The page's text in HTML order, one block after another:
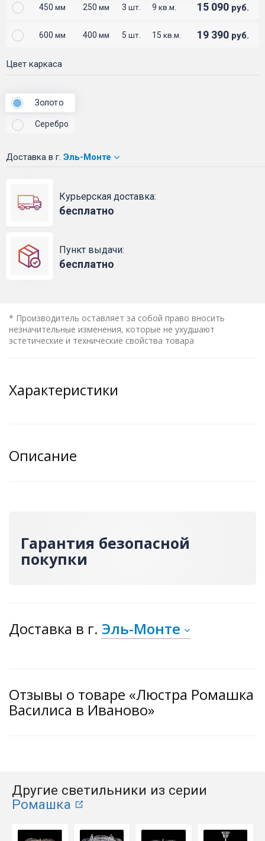
450 мм 250 мм 3 шт. 9 кв.м. 15 090 руб.
600 мм 400 мм 5 шт. 15 кв.м. 19 390 руб.
Цвет каркаса
Золото
Серебро
Доставка в г. Эль-Монте
Курьерская доставка:
бесплатно
Пункт выдачи:
бесплатно
* Производитель оставляет за собой право вносить
незначительные изменения, которые не ухудшают
эстетические и технические свойства товара
Характеристики
Описание
Гарантия безопасной
покупки
Доставка в г. Эль-Монте
Отзывы о товаре «Люстра Ромашка
Василиса в Иваново»
Другие светильники из серии
Ромашка